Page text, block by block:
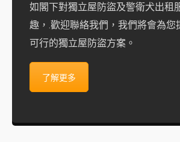
如閣下對獨立屋防盜及警衛犬出租
趣，.歡迎聯絡我們，我們將會為您
可行的獨立屋防盜方案。
了解更多